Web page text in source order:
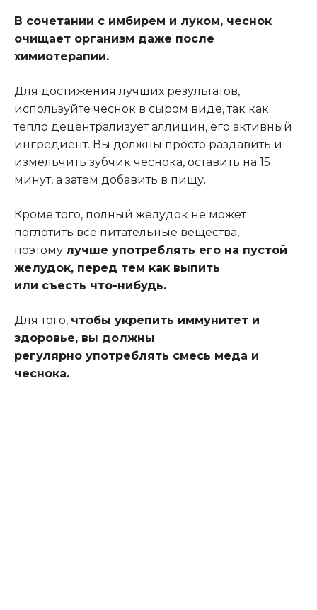
В сочетании с имбирем и луком, чеснок
очищает организм даже после
химиотерапии.
Для достижения лучших результатов,
используйте чеснок в сыром виде, так как
тепло децентрализует аллицин, его активный
ингредиент. Вы должны просто раздавить и
измельчить зубчик чеснока, оставить на 15
минут, а затем добавить в пищу.
Кроме того, полный желудок не может
поглотить все питательные вещества,
поэтому лучше употреблять его на пустой
желудок, перед тем как выпить
или съесть что-нибудь.
Для того, чтобы укрепить иммунитет и
здоровье, вы должны
регулярно употреблять смесь меда и
чеснока.